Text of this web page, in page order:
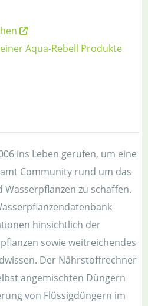
Aqua-Rebell Produkte
ins Leben gerufen, um eine
Community rund um das
zu schaffen.
hinsichtlich der
sowie weitreichendes
Der Nährstoffrechner
angemischten Düngern
von Flüssigdüngern im